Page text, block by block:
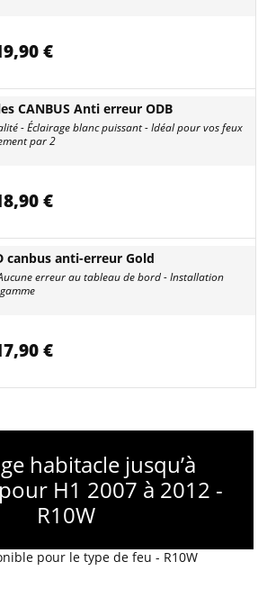
€
CANBUS Anti erreur ODB
- Éclairage blanc puissant - Idéal pour vos feux
par 2
€
canbus anti-erreur Gold
erreur au tableau de bord - Installation
€
habitacle jusqu’à
H1 2007 à 2012 -
R10W
pour le type de feu - R10W